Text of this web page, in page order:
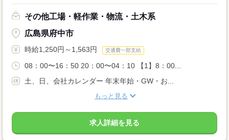
その他工場・軽作業・物流・土木系
広島県府中市
時給1,250円～1,563円 交通費一部支給
08：00〜16：50 20：00〜04：10 【1】8：00...
土、日、会社カレンダー 年末年始・GW・お...
もっと見る
求人詳細を見る